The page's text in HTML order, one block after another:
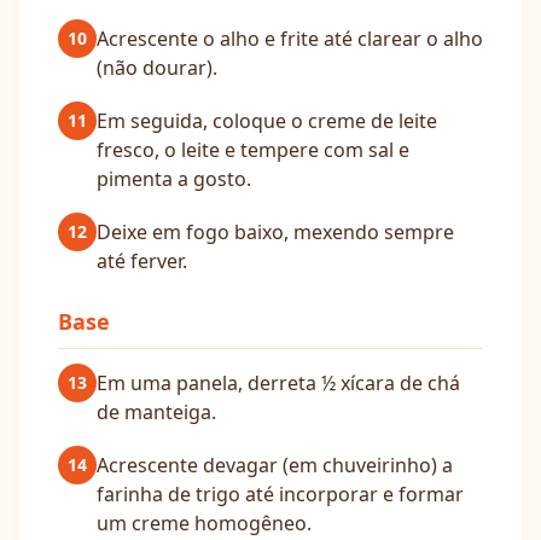
10 Acrescente o alho e frite até clarear o alho
(não dourar).
11 Em seguida, coloque o creme de leite
fresco, o leite e tempere com sal e
pimenta a gosto.
12 Deixe em fogo baixo, mexendo sempre
até ferver.
Base
13 Em uma panela, derreta ½ xícara de chá
de manteiga.
14 Acrescente devagar (em chuveirinho) a
farinha de trigo até incorporar e formar
um creme homogêneo.